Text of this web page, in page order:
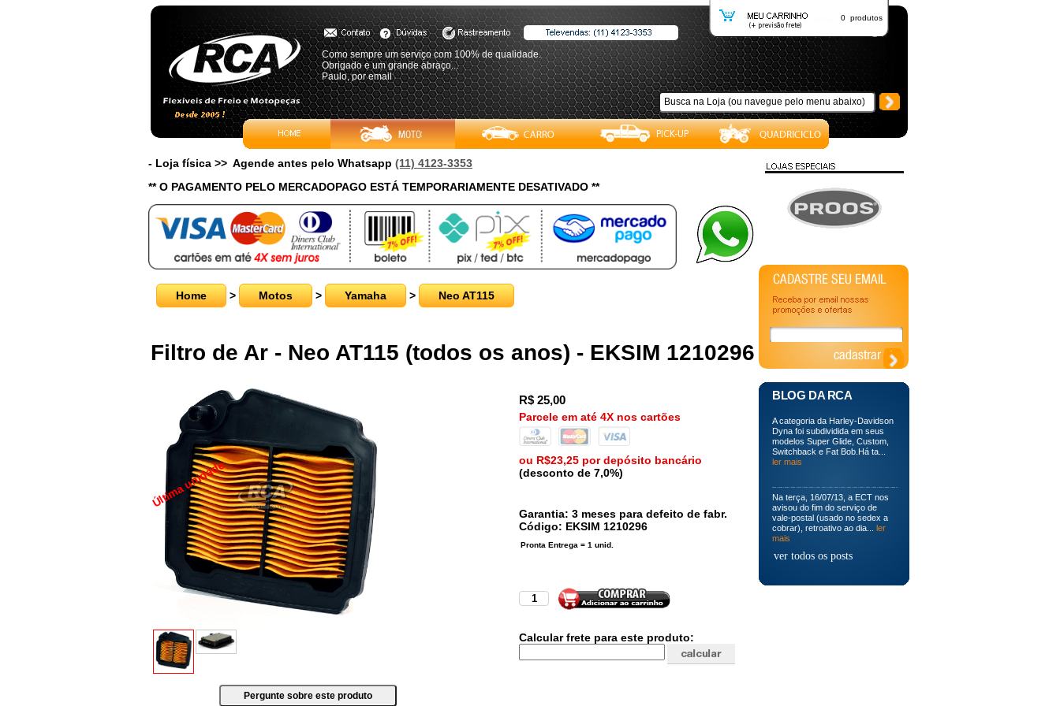
0 produtos
Como sempre um serviço com 100% de qualidade.
Obrigado e um grande abraço...
Paulo, por email
- Loja física >> Agende antes pelo Whatsapp (11) 4123-3353
** O PAGAMENTO PELO MERCADOPAGO ESTÁ TEMPORARIAMENTE DESATIVADO **
Home > Motos > Yamaha > Neo AT115
Filtro de Ar - Neo AT115 (todos os anos) - EKSIM 1210296
R$25,00
Parcele em até 4X nos cartões
ou R$23,25 por depósito bancário
(desconto de 7,0%)
Garantia: 3 meses para defeito de fabr.
Código: EKSIM 1210296
Última unidade
Calcular frete para este produto:
BLOG DA RCA
A categoria da Harley-Davidson
Dyna foi subdividida em seus
modelos Super Glide, Custom,
Switchback e Fat Bob.Há ta...
ler mais
Na terça, 16/07/13, a ECT nos
avisou do fim do serviço de
vale-postal (usado no sedex a
cobrar), retroativo ao dia... ler
mais
ver todos os posts